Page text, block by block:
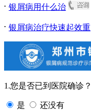
. 银屑病用什么治
. 银屑病治疗快速起效重
1.您是否已到医院确诊？
是 还没有